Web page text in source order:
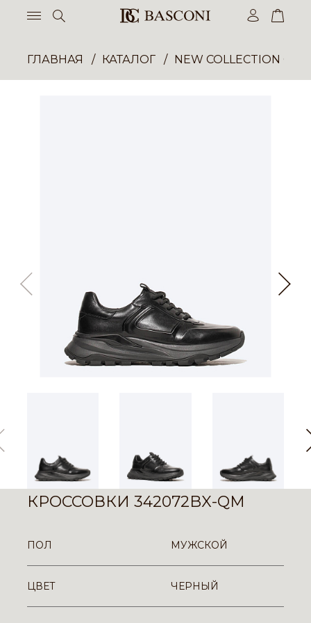
ГЛАВНАЯ КАТАЛОГ NEW COLLECTION
КРОССОВКИ 342072BX-QM
ПОЛ МУЖСКОЙ
ЦВЕТ ЧЕРНЫЙ